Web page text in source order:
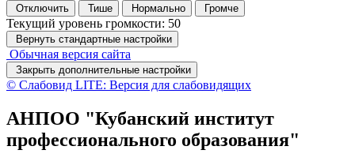
Отключить Тише Нормально Громче
Текущий уровень громкости: 50
Вернуть стандартные настройки
Обычная версия сайта
Закрыть дополнительные настройки
© Слабовид LITE: Версия для слабовидящих
АНПОО "Кубанский институт
профессионального образования"